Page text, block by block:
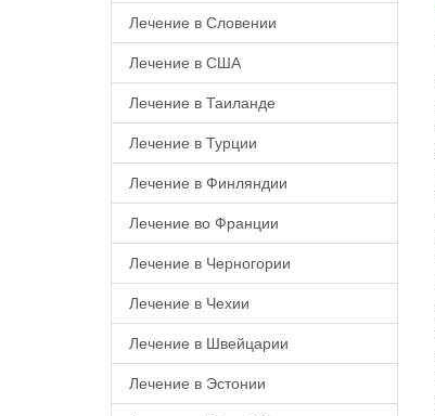
Лечение в Словении
Лечение в США
Лечение в Таиланде
Лечение в Турции
Лечение в Финляндии
Лечение во Франции
Лечение в Черногории
Лечение в Чехии
Лечение в Швейцарии
Лечение в Эстонии